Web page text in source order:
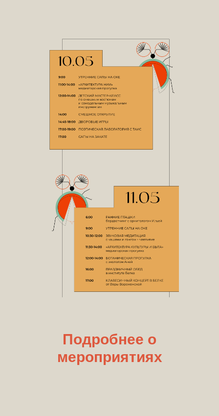
Подробнее о
мероприятиях